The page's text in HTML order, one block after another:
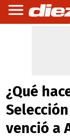
¿Qué
venció a